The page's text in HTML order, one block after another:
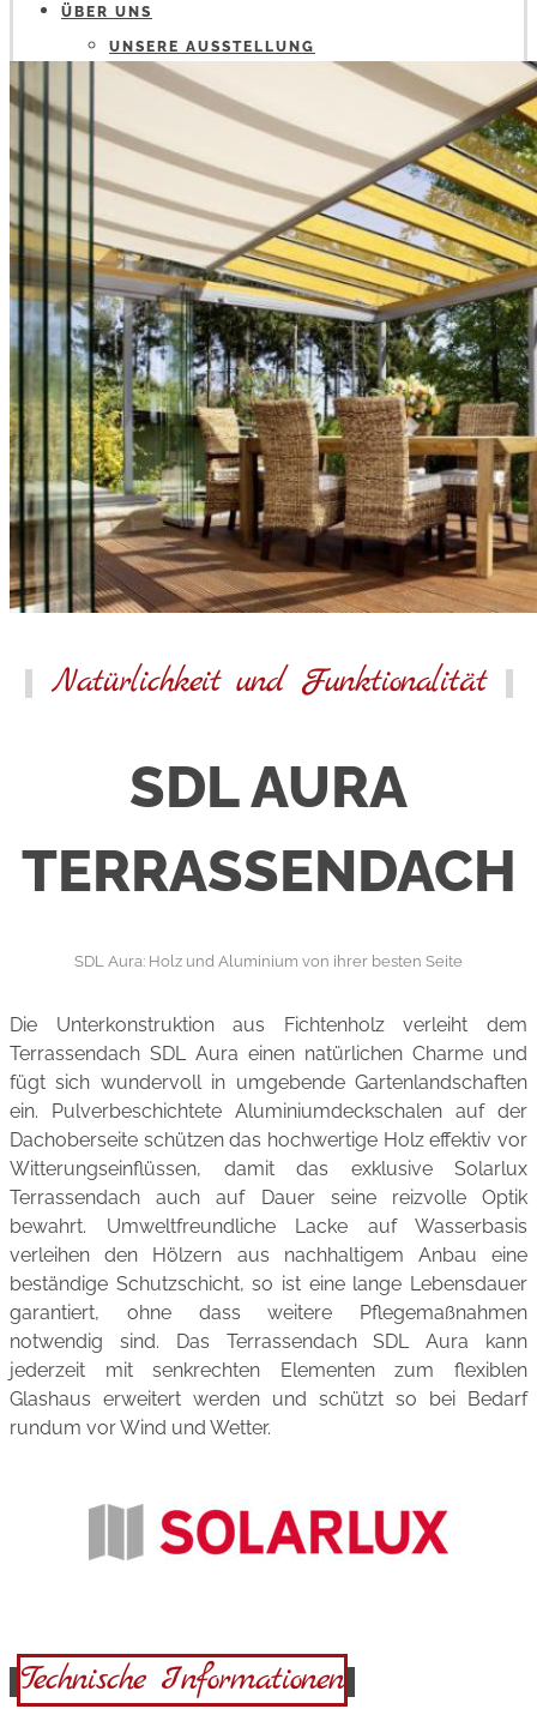
ÜBER UNS
UNSERE AUSSTELLUNG
IMPRESSUM
DATENSCHUTZ
STELLENANZEIGEN
Natürlichkeit und Funktionalität
SDL AURA
TERRASSENDACH
SDL Aura: Holz und Aluminium von ihrer besten Seite
Die Unterkonstruktion aus Fichtenholz verleiht dem
Terrassendach SDL Aura einen natürlichen Charme und
fügt sich wundervoll in umgebende Gartenlandschaften
ein. Pulverbeschichtete Aluminiumdeckschalen auf der
Dachoberseite schützen das hochwertige Holz effektiv vor
Witterungseinflüssen, damit das exklusive Solarlux
Terrassendach auch auf Dauer seine reizvolle Optik
bewahrt. Umweltfreundliche Lacke auf Wasserbasis
verleihen den Hölzern aus nachhaltigem Anbau eine
beständige Schutzschicht, so ist eine lange Lebensdauer
garantiert, ohne dass weitere Pflegemaßnahmen
notwendig sind. Das Terrassendach SDL Aura kann
jederzeit mit senkrechten Elementen zum flexiblen
Glashaus erweitert werden und schützt so bei Bedarf
rundum vor Wind und Wetter.
Technische Informationen